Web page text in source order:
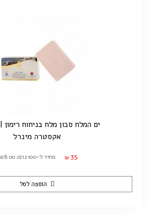
ים המלח סבון מלח בניחוח רימון | 125 גרם
אקסטרה מינרל
₪ 35 מחיר ל-100 גרם: ₪28.00
הוספה לסל